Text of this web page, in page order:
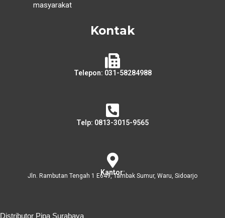
masyarakat
Kontak
Telepon: 031-58284988
Telp: 0813-3015-9565
Kantor:
Jln. Rambutan Tengah 1 E649, Tambak Sumur, Waru, Sidoarjo
Distributor Pipa Surabaya